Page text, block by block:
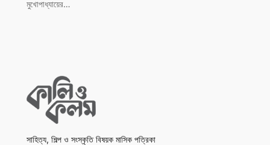
মুখোপাধ্যায়ের…
সাহিত্য, শিল্প ও সংস্কৃতি বিষয়ক মাসিক পত্রিকা